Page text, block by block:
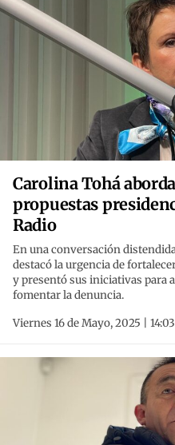
Carolina Tohá
propuestas
Radio
En una conversación
destacó la urgencia de
y presentó sus iniciativas para
fomentar la denuncia.
Viernes 16 de Mayo, 2025 | 14:03